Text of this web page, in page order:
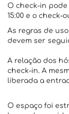
O check-in
15:00 e o check-
As regras de
devem ser
A relação dos
check-in. A
liberada a
O espaço foi